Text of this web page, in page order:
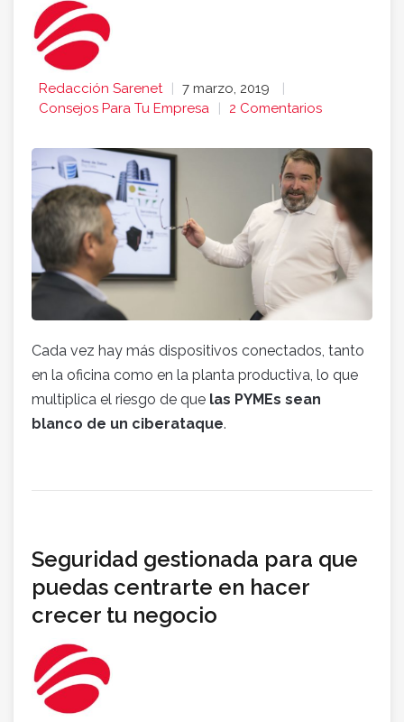
Redacción Sarenet
7 marzo, 2019
Consejos Para Tu Empresa
2 Comentarios
Cada vez hay más dispositivos conectados, tanto
en la oficina como en la planta productiva, lo que
multiplica el riesgo de que las PYMEs sean
blanco de un ciberataque.
Seguridad gestionada para que
puedas centrarte en hacer
crecer tu negocio